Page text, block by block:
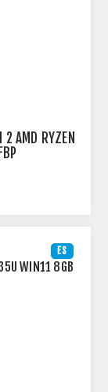
2 AMD RYZEN
ES